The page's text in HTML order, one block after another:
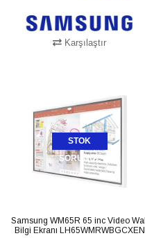
Karşılaştır
STOK
SORUNUZ
Samsung WM65R 65 inc Video Wall
Bilgi Ekranı LH65WMRWBGCXEN